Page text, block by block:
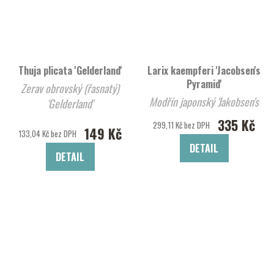
Thuja plicata 'Gelderland'
Zerav obrovský (řasnatý)
'Gelderland'
133,04 Kč bez DPH 149 Kč
DETAIL
Larix kaempferi 'Jacobsen's
Pyramid'
Modřín japonský 'Jakobsen's
Pyramid'
299,11 Kč bez DPH 335 Kč
DETAIL